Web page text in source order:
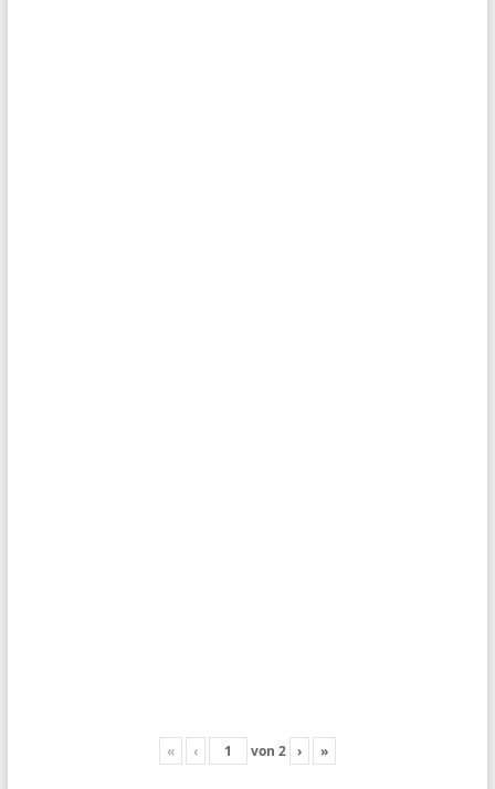
« ‹ von 2 › »